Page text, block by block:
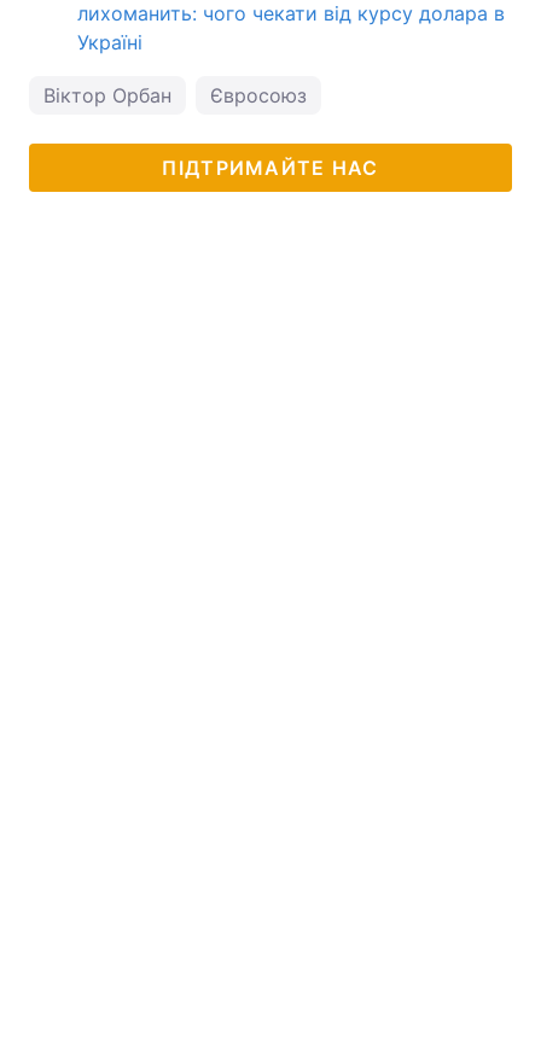
лихоманить: чого чекати від курсу долара в
Україні
Віктор Орбан Євросоюз
ПІДТРИМАЙТЕ НАС